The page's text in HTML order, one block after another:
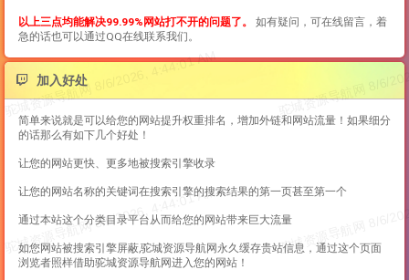
以上三点均能解决99.99%网站打不开的问题了。
如有疑问，可在线留言，着
急的话也可以通过QQ在线联系我们。
加入好处
简单来说就是可以给您的网站提升权重排名，增加外链和网站流量！如果细分
的话那么有如下几个好处！
让您的网站更快、更多地被搜索引擎收录
让您的网站名称的关键词在搜索引擎的搜索结果的第一页甚至第一个
通过本站这个分类目录平台从而给您的网站带来巨大流量
如您网站被搜索引擎屏蔽,驼城资源导航网永久缓存贵站信息，通过这个页面
浏览者照样借助驼城资源导航网进入您的网站！